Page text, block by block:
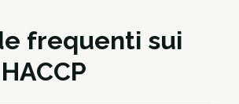
frequenti sui